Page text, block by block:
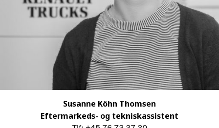
Susanne Köhn Thomsen
Eftermarkeds- og tekniskassistent